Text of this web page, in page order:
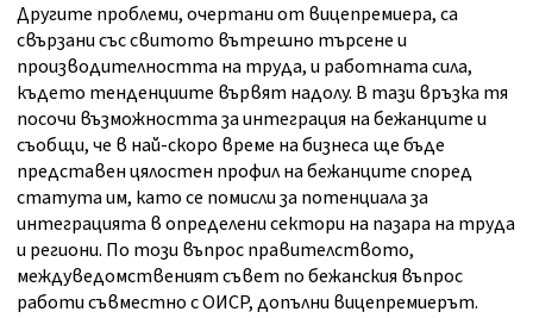
Другите проблеми, очертани от вицепремиера, са
свързани със свитото вътрешно търсене и
производителността на труда, и работната сила,
където тенденциите вървят надолу. В тази връзка тя
посочи възможността за интеграция на бежанците и
съобщи, че в най-скоро време на бизнеса ще бъде
представен цялостен профил на бежанците според
статута им, като се помисли за потенциала за
интеграцията в определени сектори на пазара на труда
и региони. По този въпрос правителството,
междуведомственият съвет по бежанския въпрос
работи съвместно с ОИСР, допълни вицепремиерът.